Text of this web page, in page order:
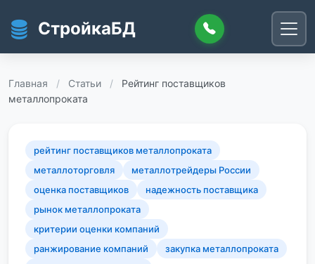
СтройкаБД
Главная / Статьи /
Рейтинг поставщиков
металлопроката
рейтинг поставщиков металлопроката
металлоторговля
металлотрейдеры России
оценка поставщиков
надежность поставщика
рынок металлопроката
критерии оценки компаний
ранжирование компаний
закупка металлопроката